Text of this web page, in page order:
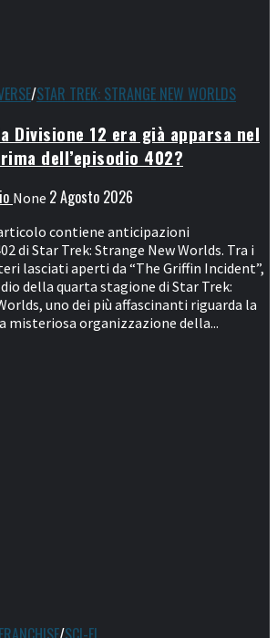
/STAR TREK: STRANGE NEW WORLDS
Divisione 12 era già apparsa nel
dell’episodio 402?
None 2 Agosto 2026
contiene anticipazioni
di Star Trek: Strange New Worlds. Tra i
lasciati aperti da “The Griffin Incident”,
della quarta stagione di Star Trek:
uno dei più affascinanti riguarda la
misteriosa organizzazione della...